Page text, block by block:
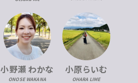
小野瀬 わかな
ONOSE WAKANA
小原らいむ
OHARA LIME